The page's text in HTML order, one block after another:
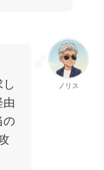
ノリス
の